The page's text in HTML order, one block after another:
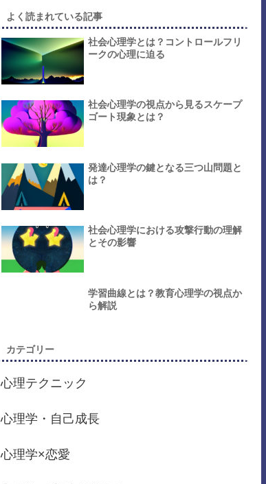
よく読まれている記事
社会心理学とは？コントロールフリ
ークの心理に迫る
社会心理学の視点から見るスケープ
ゴート現象とは？
発達心理学の鍵となる三つ山問題と
は？
社会心理学における攻撃行動の理解
とその影響
学習曲線とは？教育心理学の視点か
ら解説
カテゴリー
心理テクニック
心理学・自己成長
心理学×恋愛